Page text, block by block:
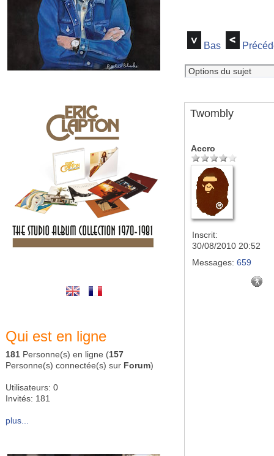
Qui est en ligne
181 Personne(s) en ligne (157
Personne(s) connectée(s) sur Forum)
Utilisateurs: 0
Invités: 181
plus...
Bas
Twombly
Accro
Inscrit:
30/08/2010 20:52
Messages: 659